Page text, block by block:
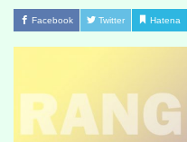
Facebook Twitter Hatena